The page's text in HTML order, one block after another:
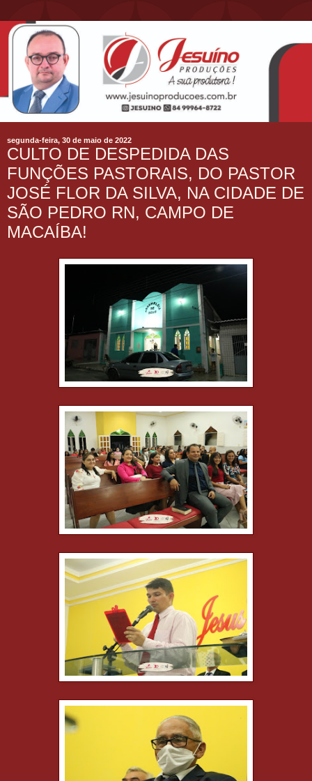
segunda-feira, 30 de maio de 2022
CULTO DE DESPEDIDA DAS
FUNÇÕES PASTORAIS, DO PASTOR
JOSÉ FLOR DA SILVA, NA CIDADE DE
SÃO PEDRO RN, CAMPO DE
MACAÍBA!